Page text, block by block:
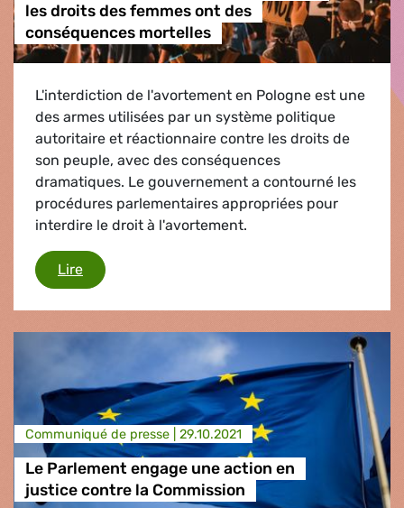
les droits des femmes ont des
conséquences mortelles
L'interdiction de l'avortement en Pologne est une
des armes utilisées par un système politique
autoritaire et réactionnaire contre les droits de
son peuple, avec des conséquences
dramatiques. Le gouvernement a contourné les
procédures parlementaires appropriées pour
interdire le droit à l'avortement.
LireLes attaques du gouvernement contre les
Communiqué de presse | 29.10.2021
Le Parlement engage une action en
justice contre la Commission